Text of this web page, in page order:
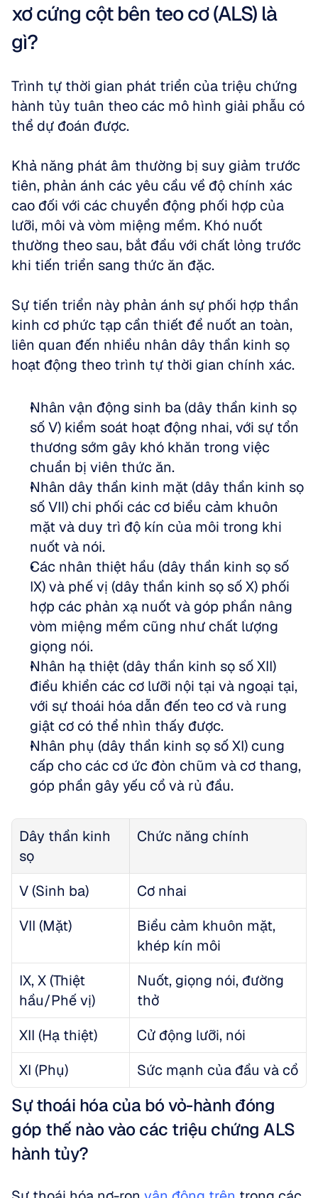
xơ cứng cột bên teo cơ (ALS) là
gì?
Trình tự thời gian phát triển của triệu chứng
hành tủy tuân theo các mô hình giải phẫu có
thể dự đoán được.
Khả năng phát âm thường bị suy giảm trước
tiên, phản ánh các yêu cầu về độ chính xác
cao đối với các chuyển động phối hợp của
lưỡi, môi và vòm miệng mềm. Khó nuốt
thường theo sau, bắt đầu với chất lỏng trước
khi tiến triển sang thức ăn đặc.
Sự tiến triển này phản ánh sự phối hợp thần
kinh cơ phức tạp cần thiết để nuốt an toàn,
liên quan đến nhiều nhân dây thần kinh sọ
hoạt động theo trình tự thời gian chính xác.
Nhân vận động sinh ba (dây thần kinh sọ
số V) kiểm soát hoạt động nhai, với sự tổn
thương sớm gây khó khăn trong việc
chuẩn bị viên thức ăn.
Nhân dây thần kinh mặt (dây thần kinh sọ
số VII) chi phối các cơ biểu cảm khuôn
mặt và duy trì độ kín của môi trong khi
nuốt và nói.
Các nhân thiệt hầu (dây thần kinh sọ số
IX) và phế vị (dây thần kinh sọ số X) phối
hợp các phản xạ nuốt và góp phần nâng
vòm miệng mềm cũng như chất lượng
giọng nói.
Nhân hạ thiệt (dây thần kinh sọ số XII)
điều khiển các cơ lưỡi nội tại và ngoại tại,
với sự thoái hóa dẫn đến teo cơ và rung
giật cơ có thể nhìn thấy được.
Nhân phụ (dây thần kinh sọ số XI) cung
cấp cho các cơ ức đòn chũm và cơ thang,
góp phần gây yếu cổ và rủ đầu.
Dây thần kinh
sọ
Chức năng chính
V (Sinh ba)
Cơ nhai
VII (Mặt)
Biểu cảm khuôn mặt,
khép kín môi
IX, X (Thiệt
hầu/Phế vị)
Nuốt, giọng nói, đường
thở
XII (Hạ thiệt)
Cử động lưỡi, nói
XI (Phụ)
Sức mạnh của đầu và cổ
Sự thoái hóa của bó vỏ-hành đóng
góp thế nào vào các triệu chứng ALS
hành tủy?